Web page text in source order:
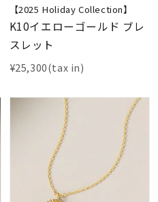
【2025 Holiday Collection】
K10イエローゴールド ブレ
スレット
¥25,300(tax in)